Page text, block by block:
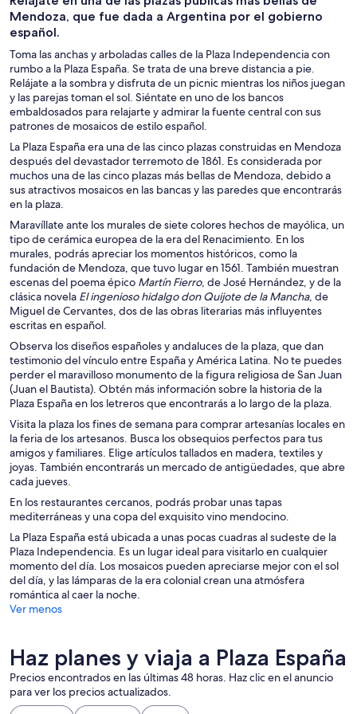
Mendoza, que fue dada a Argentina por el gobierno
español.
Toma las anchas y arboladas calles de la Plaza Independencia con
rumbo a la Plaza España. Se trata de una breve distancia a pie.
Relájate a la sombra y disfruta de un picnic mientras los niños juegan
y las parejas toman el sol. Siéntate en uno de los bancos
embaldosados para relajarte y admirar la fuente central con sus
patrones de mosaicos de estilo español.
La Plaza España era una de las cinco plazas construidas en Mendoza
después del devastador terremoto de 1861. Es considerada por
muchos una de las cinco plazas más bellas de Mendoza, debido a
sus atractivos mosaicos en las bancas y las paredes que encontrarás
en la plaza.
Maravíllate ante los murales de siete colores hechos de mayólica, un
tipo de cerámica europea de la era del Renacimiento. En los
murales, podrás apreciar los momentos históricos, como la
fundación de Mendoza, que tuvo lugar en 1561. También muestran
escenas del poema épico Martín Fierro, de José Hernández, y de la
clásica novela El ingenioso hidalgo don Quijote de la Mancha, de
Miguel de Cervantes, dos de las obras literarias más influyentes
escritas en español.
Observa los diseños españoles y andaluces de la plaza, que dan
testimonio del vínculo entre España y América Latina. No te puedes
perder el maravilloso monumento de la figura religiosa de San Juan
(Juan el Bautista). Obtén más información sobre la historia de la
Plaza España en los letreros que encontrarás a lo largo de la plaza.
Visita la plaza los fines de semana para comprar artesanías locales en
la feria de los artesanos. Busca los obsequios perfectos para tus
amigos y familiares. Elige artículos tallados en madera, textiles y
joyas. También encontrarás un mercado de antigüedades, que abre
cada jueves.
En los restaurantes cercanos, podrás probar unas tapas
mediterráneas y una copa del exquisito vino mendocino.
La Plaza España está ubicada a unas pocas cuadras al sudeste de la
Plaza Independencia. Es un lugar ideal para visitarlo en cualquier
momento del día. Los mosaicos pueden apreciarse mejor con el sol
del día, y las lámparas de la era colonial crean una atmósfera
romántica al caer la noche.
Ver menos
Haz planes y viaja a Plaza España
Precios encontrados en las últimas 48 horas. Haz clic en el anuncio
para ver los precios actualizados.